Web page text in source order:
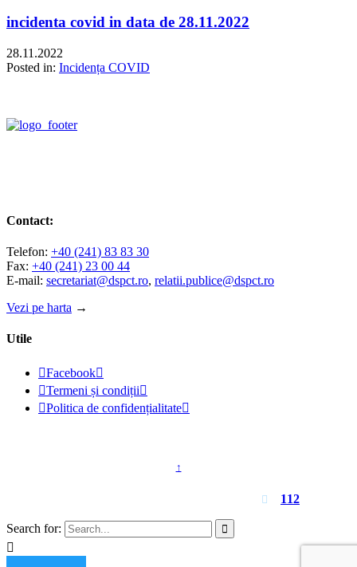
incidenta covid in data de 28.11.2022
28.11.2022
Posted in: Incidența COVID
Contact:
Telefon: +40 (241) 83 83 30
Fax: +40 (241) 23 00 44
E-mail: secretariat@dspct.ro, relatii.publice@dspct.ro
Vezi pe harta →
Utile
Facebook
Termeni și condiții
Politica de confidențialitate
↑
 112
Search for: 
